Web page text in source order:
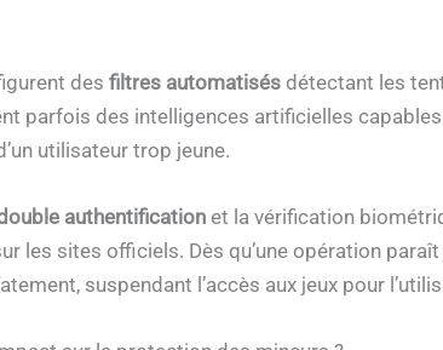
des filtres automatisés détectant les
parfois des intelligences artificielles
utilisateur trop jeune.
authentificationet la vérification
les sites officiels. Dès qu’une opération
suspendant l’accès aux jeux pour